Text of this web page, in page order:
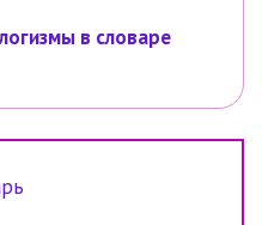
в словаре